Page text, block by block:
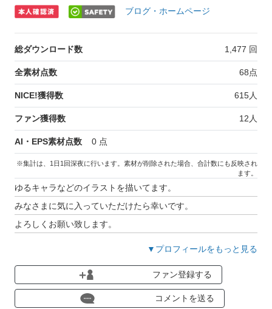
ブログ・ホームページ
総ダウンロード数 1,477 回
全素材点数 68点
NICE!獲得数 615人
ファン獲得数 12 人
AI・EPS素材点数 0 点
※集計は、1日1回深夜に行います。素材が削除された場合、合計数にも反映され
ます。
ゆるキャラなどのイラストを描いてます。
みなさまに気に入っていただけたら幸いです。
よろしくお願い致します。
▼プロフィールをもっと見る
ファン登録する
コメントを送る